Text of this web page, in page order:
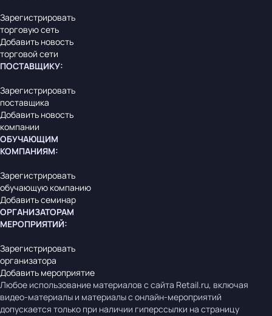
Зарегистрировать
торговую сеть
Добавить новость
торговой сети
ПОСТАВЩИКУ:
Зарегистрировать
поставщика
Добавить новость
компании
ОБУЧАЮЩИМ
КОМПАНИЯМ:
Зарегистрировать
обучающую компанию
Добавить семинар
ОРГАНИЗАТОРАМ
МЕРОПРИЯТИЙ:
Зарегистрировать
организатора
Добавить мероприятие
Любое использование материалов с сайта Retail.ru, включая
видео-материалы и материалы с онлайн-мероприятий
допускается только при наличии гиперссылки на страницу